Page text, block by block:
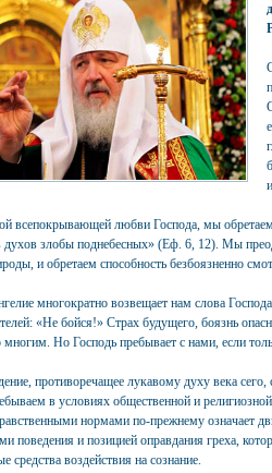
всепокрывающей любви Господа, мы
духов злобы поднебесных» (Еф. 6, 12). Мы
и обретаем способность безбоязненно
многократно возвещает нам слова
«Не бойся!» Страх будущего, боязнь
многим. Но Господь пребывает с нами, если
противоречащее лукавому духу века
в условиях общественной и
нормами по-прежнему означает
поведения и позицией оправдания греха,
средства воздействия на сознание.